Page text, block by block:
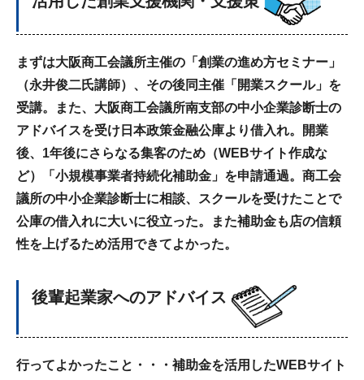
まずは大阪商工会議所主催の「創業の進め方セミナー」
（永井俊二氏講師）、その後同主催「開業スクール」を
受講。また、大阪商工会議所南支部の中小企業診断士の
アドバイスを受け日本政策金融公庫より借入れ。開業
後、1年後にさらなる集客のため（WEBサイト作成な
ど）「小規模事業者持続化補助金」を申請通過。商工会
議所の中小企業診断士に相談、スクールを受けたことで
公庫の借入れに大いに役立った。また補助金も店の信頼
性を上げるため活用できてよかった。
後輩起業家へのアドバイス
行ってよかったこと・・・補助金を活用したWEBサイト